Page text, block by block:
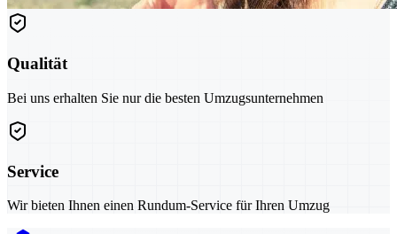
Qualität
Bei uns erhalten Sie nur die besten Umzugsunternehmen
Service
Wir bieten Ihnen einen Rundum-Service für Ihren Umzug